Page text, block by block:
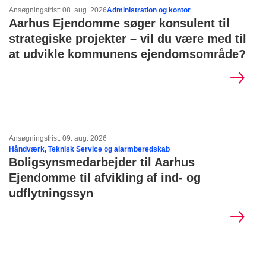
Ansøgningsfrist: 08. aug. 2026Administration og kontor
Aarhus Ejendomme søger konsulent til
strategiske projekter – vil du være med til
at udvikle kommunens ejendomsområde?
Ansøgningsfrist: 09. aug. 2026
Håndværk, Teknisk Service og alarmberedskab
Boligsynsmedarbejder til Aarhus
Ejendomme til afvikling af ind- og
udflytningssyn